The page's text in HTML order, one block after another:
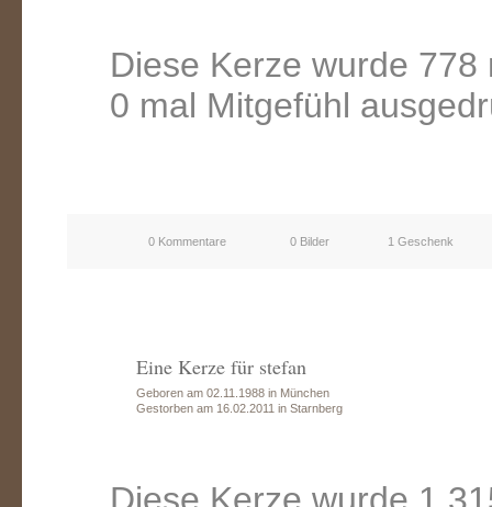
Diese Kerze wurde
0 mal Mitgefühl
0 Kommentare 0 Bilder 1 Geschenk
Eine Kerze für stefan
Geboren am 02.11.1988 in München
Gestorben am 16.02.2011 in Starnberg